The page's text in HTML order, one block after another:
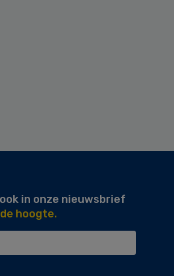
in onze nieuwsbrief
hoogte.